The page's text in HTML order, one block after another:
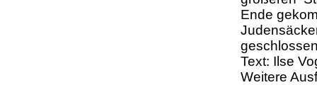
Ende
Text: Ilse
Weitere